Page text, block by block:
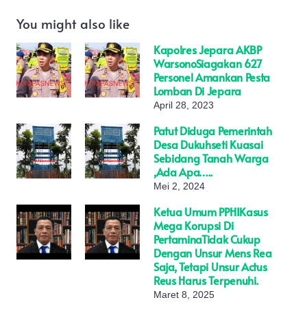
You might also like
Kapolres Jepara AKBP
WarsonoSiagakan 627
Personel Amankan Pesta
Lomban Di Jepara
April 28, 2023
Patut Diduga Pemerintah
Desa Dukuhseti Kuasai
Sebidang Tanah Warga
,Ada Apa…..
Mei 2, 2024
Ketua Umum PPHIKasus
Mega Korupsi Di
PertaminaTidak Cukup
Dengan Unsur Mens Rea
Saja, Tetapi Unsur Actus
Reus Harus Terpenuhi.
Maret 8, 2025